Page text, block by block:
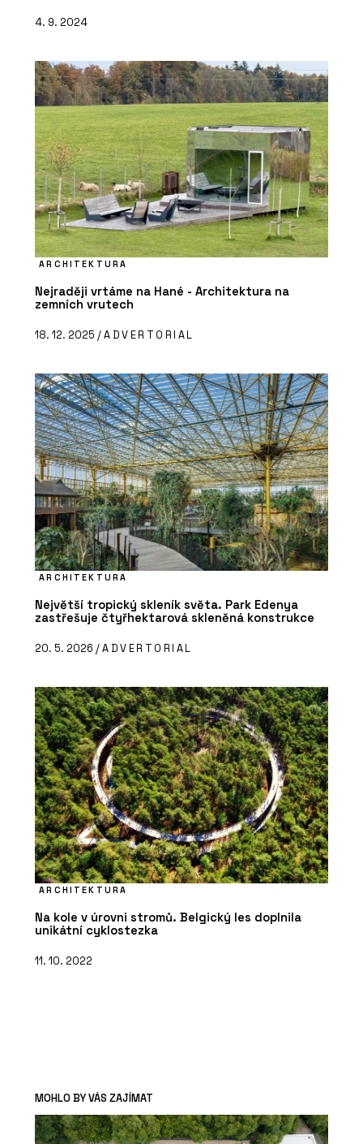
4. 9. 2024
ARCHITEKTURA
Nejraději vrtáme na Hané - Architektura na
zemních vrutech
18. 12. 2025 /ADVERTORIAL
ARCHITEKTURA
Největší tropický skleník světa. Park Edenya
zastřešuje čtyřhektarová skleněná konstrukce
20. 5. 2026 /ADVERTORIAL
ARCHITEKTURA
Na kole v úrovni stromů. Belgický les doplnila
unikátní cyklostezka
11. 10. 2022
MOHLO BY VÁS ZAJÍMAT